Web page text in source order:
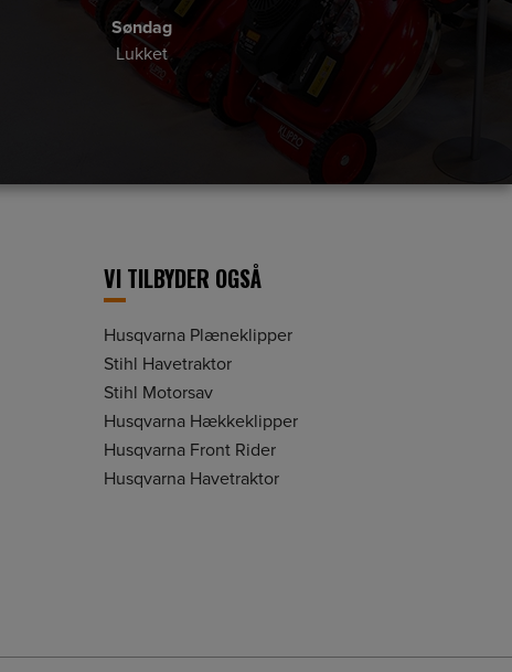
Søndag
Lukket
VI TILBYDER OGSÅ
Husqvarna Plæneklipper
Stihl Havetraktor
Stihl Motorsav
Husqvarna Hækkeklipper
Husqvarna Front Rider
Husqvarna Havetraktor